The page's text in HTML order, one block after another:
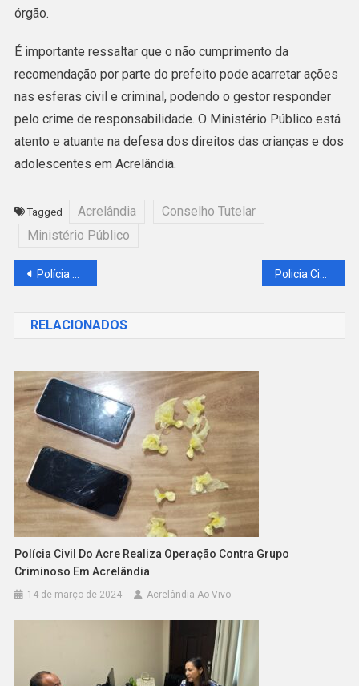
órgão.
É importante ressaltar que o não cumprimento da
recomendação por parte do prefeito pode acarretar ações
nas esferas civil e criminal, podendo o gestor responder
pelo crime de responsabilidade. O Ministério Público está
atento e atuante na defesa dos direitos das crianças e dos
adolescentes em Acrelândia.
Tagged Acrelândia
Conselho Tutelar
Ministério Público
Navegação
Post
Polícia Civil do Acre realiza operação contra grupo criminoso em Acrelândia
RELACIONADOS
Polícia Civil Do Acre Realiza Operação Contra Grupo
Criminoso Em Acrelândia
14 de março de 2024 Acrelândia Ao Vivo